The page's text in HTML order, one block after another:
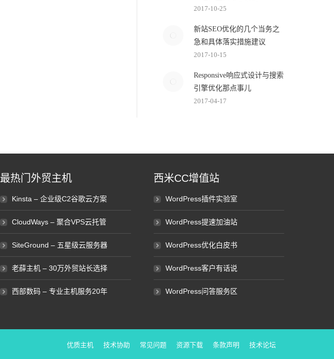
2017-10-25
新站SEO优化的几个当务之
急和具体落实措施建议
2017-10-15
Responsive响应式设计与搜索
引擎优化那点事儿
2017-04-17
最热门外贸主机
Kinsta – 企业级C2谷歌云方案
CloudWays – 聚合VPS云托管
SiteGround – 五星级云服务器
老薛主机 – 30万外贸站长选择
西部数码 – 专业主机服务20年
西米CC增值站
WordPress插件实验室
WordPress提速加油站
WordPress优化白皮书
WordPress客户有话说
WordPress问答服务区
优质主机 技术协助 常见问题 资源下载 条款声明 技术论坛